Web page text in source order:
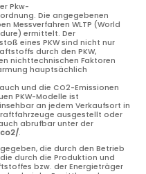
Pkw-
Die angegebenen
Messverfahren WLTP (World
ermittelt. Der
eines PKW sind nicht nur
durch den PKW,
nichttechnischen Faktoren
hauptsächlich
und die CO2-Emissionen
PKW-Modelle ist
an jedem Verkaufsort in
ausgestellt oder
abrufbar unter der
.
die durch den Betrieb
durch die Produktion und
bzw. der Energieträger